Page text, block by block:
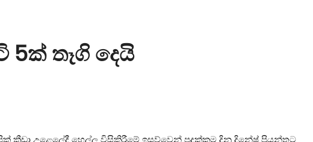
තෑගි දෙයි
ක්‍රීඩා උළෙලේදී හෙල්ල විසිකිරීමේ ඉසව්වෙන් පදක්කම දිනූ දිනේෂ් ප්‍රියන්තට